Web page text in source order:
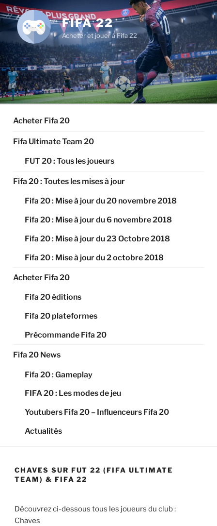
Aller
au
contenu
principal
FIFA 22
Acheter et jouer à Fifa 22
Acheter Fifa 20
Fifa Ultimate Team 20
FUT 20 : Tous les joueurs
Fifa 20 : Toutes les mises à jour
Fifa 20 : Mise à jour du 20 novembre 2018
Fifa 20 : Mise à jour du 6 novembre 2018
Fifa 20 : Mise à jour du 23 Octobre 2018
Fifa 20 : Mise à jour du 2 octobre 2018
Acheter Fifa 20
Fifa 20 éditions
Fifa 20 plateformes
Précommande Fifa 20
Fifa 20 News
Fifa 20 : Gameplay
FIFA 20 : Les modes de jeu
Youtubers Fifa 20 – Influenceurs Fifa 20
Actualités
CHAVES SUR FUT 22 (FIFA ULTIMATE
TEAM) & FIFA 22
Découvrez ci-dessous tous les joueurs du club :
Chaves